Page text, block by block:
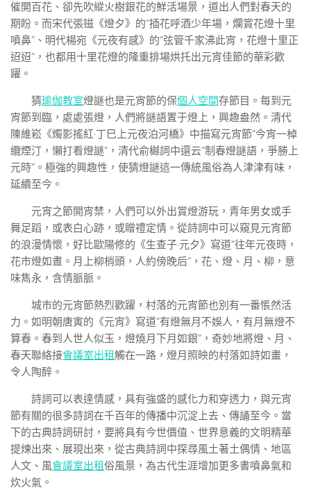
催開百花、卻先吹縱火樹銀花的鮮活場景，道出人們對春天的
期盼。而宋代張镃《燈夕》的“插花呼酒少年場，爛賞花燈十里
噴鼻”、明代楊宛《元夜有感》的“弦管千家沸此宵，花燈十里正
迢迢”，也都用十里花燈的隆重排場烘托出元宵佳節的華彩歡
躍。
猜瑜伽教室燈謎也是元宵節的保個人空間存節目。每到元
宵節到臨，處處張燈，人們將謎語置于燈上，興趣盎然。清代
陳維崧《燭影搖紅·丁巳上元夜泊河橋》中描寫元宵節“今宵一棹
纜煙汀，懶打看燈謎”，清代俞樾詞中還云“制春燈謎語，爭勝上
元時”。極強的興趣性，使猜燈謎這一傳統風俗為人津津有味，
延續至今。
元宵之節開宵禁，人們可以外出賞燈游玩，青年男女或手
舞足蹈，或表白心跡，或贈禮定情。從詩詞中可以窺見元宵節
的浪漫情懷，好比歐陽修的《生查子·元夕》寫道“往年元夜時，
花市燈如晝。月上柳梢頭，人約傍晚后”，花、燈、月、柳，意
味雋永，含情脈脈。
城市的元宵節熱烈歡躍，村落的元宵節也別有一番悵然活
力。如明朝唐寅的《元宵》寫道“有燈無月不娛人，有月無燈不
算春。春到人世人似玉，燈燒月下月如銀”，奇妙地將燈、月、
春天聯絡接會議室出租觸在一路，燈月照映的村落如詩如畫，
令人陶醉。
詩詞可以表達情感，具有強盛的感化力和穿透力，與元宵
節有關的很多詩詞在千百年的傳播中沉淀上去、傳誦至今。當
下的古典詩詞研討，要將具有今世價值、世界意義的文明精華
提煉出來、展現出來，從古典詩詞中探尋風土著土偶情、地區
人文、風會議室出租俗風景，為古代生涯增加更多書噴鼻氣和
炊火氣。